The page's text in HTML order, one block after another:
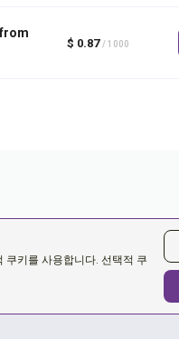
쿠키를 사용합니다. 선택적 쿠
$ 0.87 / 1000